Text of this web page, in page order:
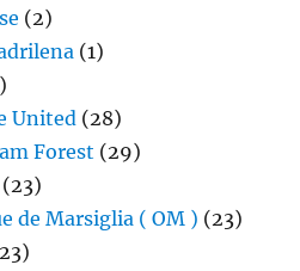
(2)
(1)
United (28)
Forest (29)
(23)
de Marsiglia ( OM ) (23)